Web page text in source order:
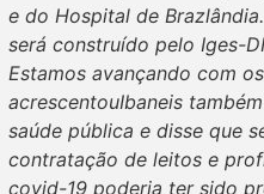
e do Hospital de
será construído pelo Iges-
Estamos avançando com
acrescentouIbaneis
saúde pública e disse que
contratação de leitos e
covid-19 poderia ter sido